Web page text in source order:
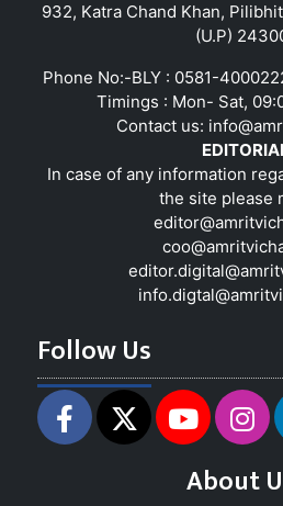
932, Katra Chand Khan,
(U.P)
Phone No:-BLY : 0581-
Timings : Mon- Sat,
Contact us:
In case of any information
the site please
Follow Us
About